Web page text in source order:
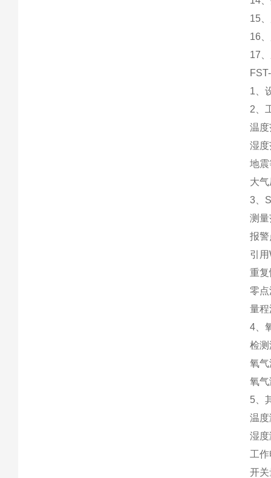
15、
16、
17、
1、
2、
温度
湿度
地震
大气
3、
测量
报警
引用
重复
零点
量程
4、
检测
氧气
氧气
5、
温度
湿度
工作
开关